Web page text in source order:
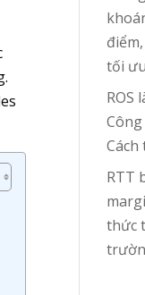
tối
ROS
RTT
thức